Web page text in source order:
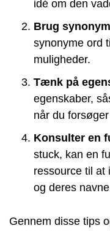
idé om den
Brug
synonyme ord
muligheder.
Tænk på
egenskaber,
når du
Konsulter en
stuck, kan en
ressource til at
og deres
Gennem disse tips